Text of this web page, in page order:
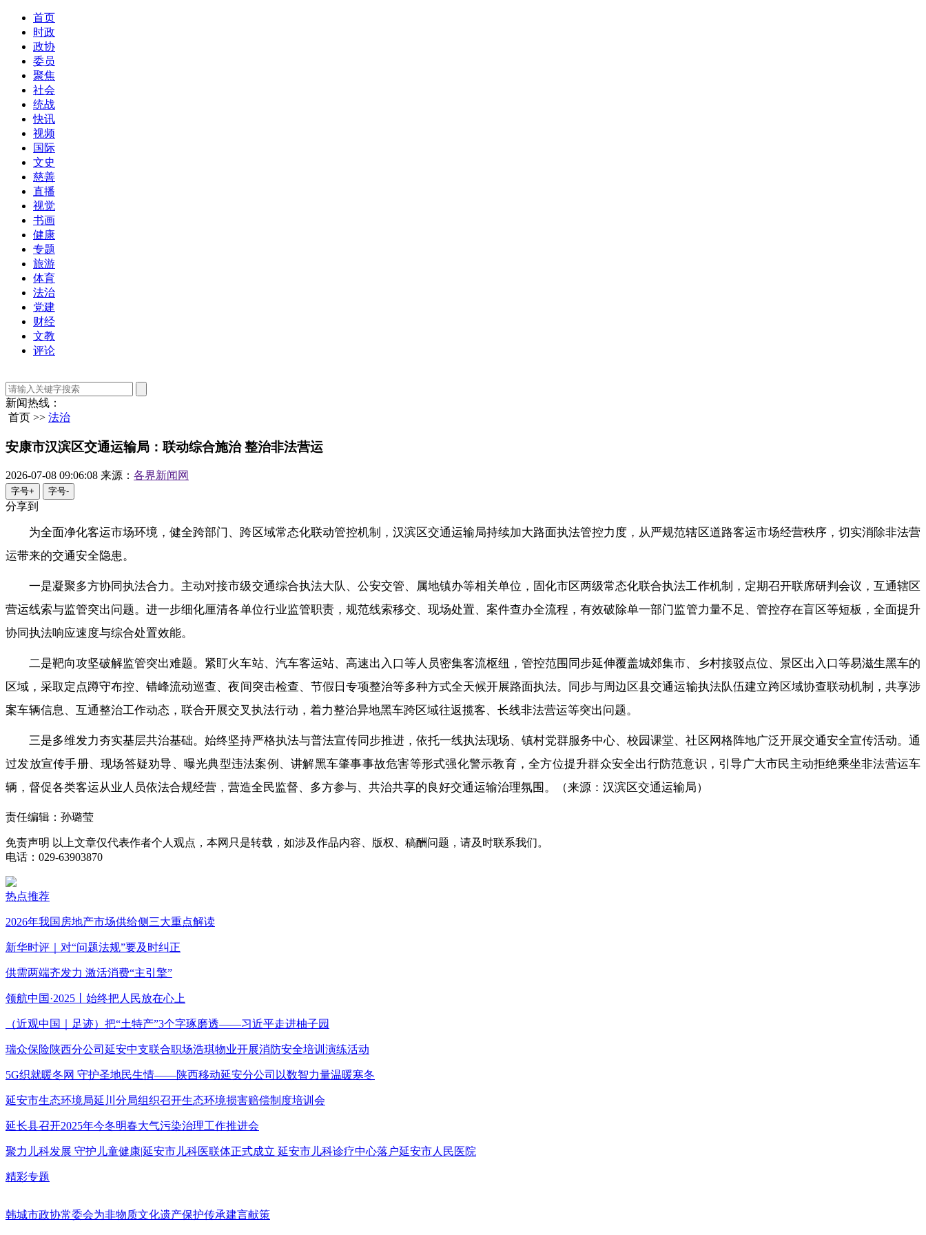
首页
时政
政协
委员
聚焦
社会
统战
快讯
视频
国际
文史
慈善
直播
视觉
书画
健康
专题
旅游
体育
法治
党建
财经
文教
评论
新闻热线：
首页 >> 法治
安康市汉滨区交通运输局：联动综合施治 整治非法营运
2026-07-08 09:06:08 来源： 各界新闻网
字号+ 字号-
分享到
为全面净化客运市场环境，健全跨部门、跨区域常态化联动管控机制，汉滨区交通运输局持续加大路面执法管控力度，从严规范辖区道路客运市场经营秩序，切实消除非法营
运带来的交通安全隐患。
一是凝聚多方协同执法合力。主动对接市级交通综合执法大队、公安交管、属地镇办等相关单位，固化市区两级常态化联合执法工作机制，定期召开联席研判会议，互通辖区
营运线索与监管突出问题。进一步细化厘清各单位行业监管职责，规范线索移交、现场处置、案件查办全流程，有效破除单一部门监管力量不足、管控存在盲区等短板，全面提升
协同执法响应速度与综合处置效能。
二是靶向攻坚破解监管突出难题。紧盯火车站、汽车客运站、高速出入口等人员密集客流枢纽，管控范围同步延伸覆盖城郊集市、乡村接驳点位、景区出入口等易滋生黑车的
区域，采取定点蹲守布控、错峰流动巡查、夜间突击检查、节假日专项整治等多种方式全天候开展路面执法。同步与周边区县交通运输执法队伍建立跨区域协查联动机制，共享涉
案车辆信息、互通整治工作动态，联合开展交叉执法行动，着力整治异地黑车跨区域往返揽客、长线非法营运等突出问题。
三是多维发力夯实基层共治基础。始终坚持严格执法与普法宣传同步推进，依托一线执法现场、镇村党群服务中心、校园课堂、社区网格阵地广泛开展交通安全宣传活动。通
过发放宣传手册、现场答疑劝导、曝光典型违法案例、讲解黑车肇事事故危害等形式强化警示教育，全方位提升群众安全出行防范意识，引导广大市民主动拒绝乘坐非法营运车
辆，督促各类客运从业人员依法合规经营，营造全民监督、多方参与、共治共享的良好交通运输治理氛围。（来源：汉滨区交通运输局）
责任编辑：孙璐莹
免责声明 以上文章仅代表作者个人观点，本网只是转载，如涉及作品内容、版权、稿酬问题，请及时联系我们。
电话：029-63903870
热点推荐
2026年我国房地产市场供给侧三大重点解读
新华时评｜对“问题法规”要及时纠正
供需两端齐发力 激活消费“主引擎”
领航中国·2025丨始终把人民放在心上
（近观中国｜足迹）把“土特产”3个字琢磨透——习近平走进柚子园
瑞众保险陕西分公司延安中支联合职场浩琪物业开展消防安全培训演练活动
5G织就暖冬网 守护圣地民生情——陕西移动延安分公司以数智力量温暖寒冬
延安市生态环境局延川分局组织召开生态环境损害赔偿制度培训会
延长县召开2025年今冬明春大气污染治理工作推进会
聚力儿科发展 守护儿童健康|延安市儿科医联体正式成立 延安市儿科诊疗中心落户延安市人民医院
精彩专题
韩城市政协常委会为非物质文化遗产保护传承建言献策